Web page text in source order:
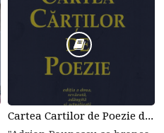
Cartea Cartilor de Poezie de Adrian Paunescu